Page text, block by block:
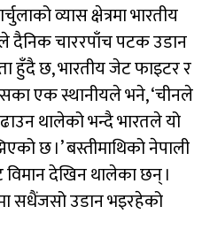
व्यास क्षेत्रमा भारतीय
दैनिक चाररपाँच पटक उडान
हुँदै छ, भारतीय जेट फाइटर र
एक स्थानीयले भने, ‘चीनले
थालेको भन्दै भारतले यो
छ ।’ बस्तीमाथिको नेपाली
देखिन थालेका छन् ।
सधैंजसो उडान भइरहेको